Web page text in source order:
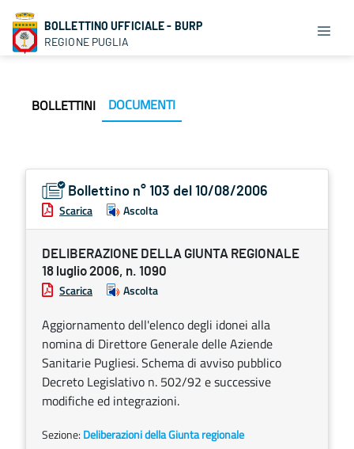
BOLLETTINO UFFICIALE - BURP
REGIONE PUGLIA
BOLLETTINI DOCUMENTI
Bollettino n° 103 del 10/08/2006
Scarica Ascolta
DELIBERAZIONE DELLA GIUNTA REGIONALE
18 luglio 2006, n. 1090
Scarica Ascolta
Aggiornamento dell'elenco degli idonei alla
nomina di Direttore Generale delle Aziende
Sanitarie Pugliesi. Schema di avviso pubblico
Decreto Legislativo n. 502/92 e successive
modifiche ed integrazioni.
Sezione: Deliberazioni della Giunta regionale